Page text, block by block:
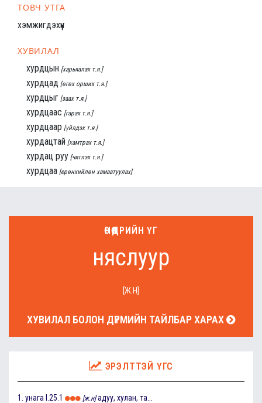
ТОВЧ УТГА
хэмжигдэхүүн
ХУВИЛАЛ
хурдцын [харьяалах т.я.]
хурдцад [өгөх орших т.я.]
хурдцыг [заах т.я.]
хурдцаас [гарах т.я.]
хурдцаар [үйлдэх т.я.]
хурдацтай [хамтрах т.я.]
хурдац руу [чиглэх т.я.]
хурдцаа [ерөнхийлөн хамаатуулах]
ӨНӨӨДРИЙН ҮГ
няслуур
[Ж.Н]
ХУВИЛАЛ БОЛОН ДҮРМИЙН ТАЙЛБАР ХАРАХ
ЭРЭЛТТЭЙ ҮГС
1. унага I.25.1 [ж.н] адуу, хулан, та...